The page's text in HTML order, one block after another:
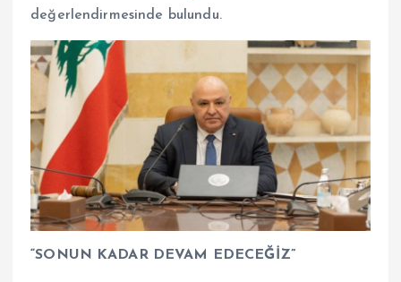
değerlendirmesinde bulundu.
“SONUN KADAR DEVAM EDECEĞİZ”